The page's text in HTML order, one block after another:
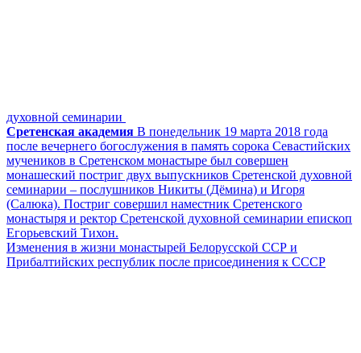
духовной семинарии
Сретенская академия В понедельник 19 марта 2018 года
после вечернего богослужения в память сорока Севастийских
мучеников в Сретенском монастыре был совершен
монашеский постриг двух выпускников Сретенской духовной
семинарии – послушников Никиты (Дёмина) и Игоря
(Салюка). Постриг совершил наместник Сретенского
монастыря и ректор Сретенской духовной семинарии епископ
Егорьевский Тихон.
Изменения в жизни монастырей Белорусской ССР и
Прибалтийских республик после присоединения к СССР